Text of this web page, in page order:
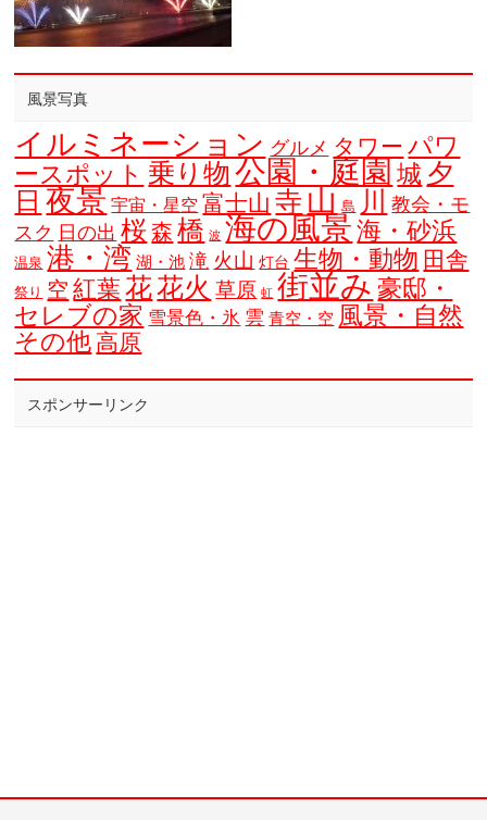
風景写真
イルミネーション グルメ タワー パワ
ースポット 乗り物 公園・庭園 城 夕
日 夜景 宇宙・星空 富士山 寺 山 島 川
教会・モ
スク 日の出 桜 森 橋 波 海の風景 海・砂浜
温泉 港・湾 湖・池 滝 火山 灯台 生物・動物 田舎
祭り 空 紅葉 花花火 草原 虹 街並み 豪邸・
セレブの家 雪景色・氷 雲 青空・空 風景・自然
その他 高原
スポンサーリンク